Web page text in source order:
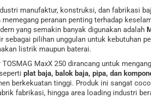
manufaktur, konstruksi, dan fabrikasi
peranan penting terhadap
yang semakin banyak digunakan adalah
sebagai pilihan unggulan untuk kebutuhan
listrik maupun baterai.
MaxX 250 dirancang untuk
plat baja, balok baja, pipa, dan
berkekuatan tinggi. Produk ini sangat
fabrikasi, hingga area loading industri